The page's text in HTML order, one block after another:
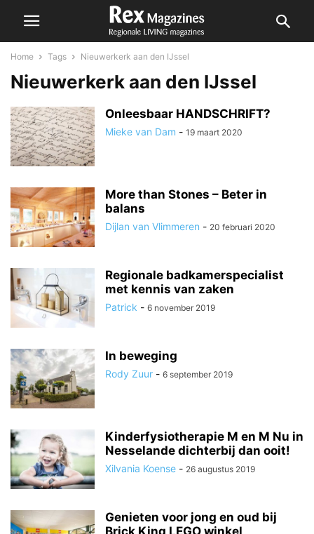
Home Tags Nieuwerkerk aan den IJssel
Nieuwerkerk aan den IJssel
Onleesbaar HANDSCHRIFT?
Mieke van Dam - 19 maart 2020
More than Stones – Beter in
balans
Dijlan van Vlimmeren - 20 februari 2020
Regionale badkamerspecialist
met kennis van zaken
Patrick - 6 november 2019
In beweging
Rody Zuur - 6 september 2019
Kinderfysiotherapie M en M Nu in
Nesselande dichterbij dan ooit!
Xilvania Koense - 26 augustus 2019
Genieten voor jong en oud bij
Brick King LEGO winkel